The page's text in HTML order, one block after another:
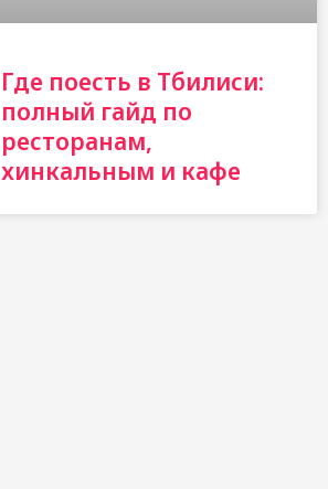
Где поесть в Тбилиси:
полный гайд по
ресторанам,
хинкальным и кафе